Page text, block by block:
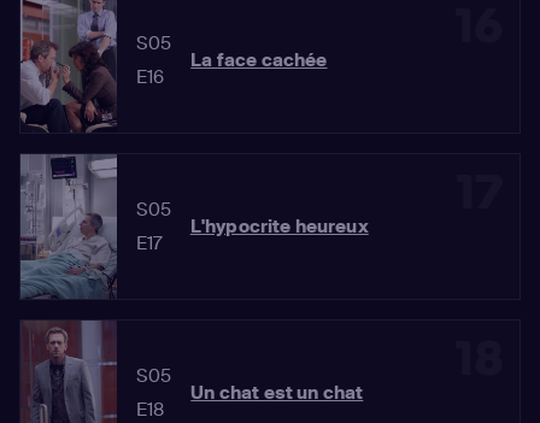
S05
E16
La face cachée
S05
E17
L'hypocrite heureux
S05
E18
Un chat est un chat